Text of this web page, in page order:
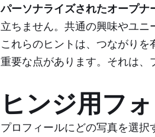
パーソナライズされたオープナ
立ちません。共通の興味やユニ
これらのヒントは、つながり
重要な点があります。それは
ヒンジ用フ
プロフィールにどの写真を選